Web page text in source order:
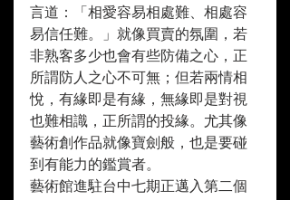
言道：「相愛容易相處難、相處容
易信任難。」就像買賣的氛圍，若
非熟客多少也會有些防備之心，正
所謂防人之心不可無；但若兩情相
悅，有緣即是有緣，無緣即是對視
也難相識，正所謂的投緣。尤其像
藝術創作品就像寶劍般，也是要碰
到有能力的鑑賞者。
藝術館進駐台中七期正邁入第二個